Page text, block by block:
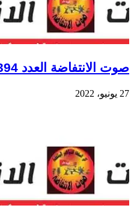
صوت الانتفاضة العدد 394
27 يونيو، 2022